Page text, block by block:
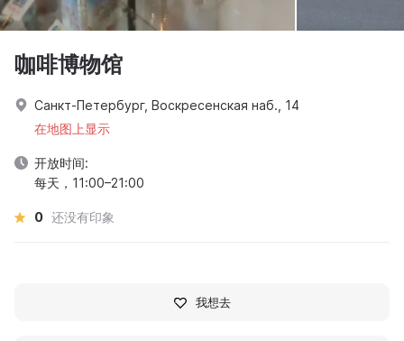
咖啡博物馆
Санкт-Петербург, Воскресенская наб., 14
在地图上显示
开放时间:
每天，11:00–21:00
0 还没有印象
我想去